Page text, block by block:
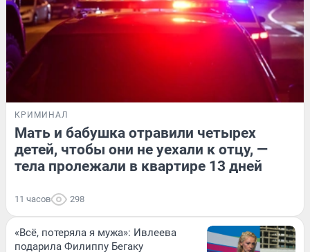
КРИМИНАЛ
Мать и бабушка отравили четырех
детей, чтобы они не уехали к отцу, —
тела пролежали в квартире 13 дней
11 часов 298
«Всё, потеряла я мужа»: Ивлеева
подарила Филиппу Бегаку